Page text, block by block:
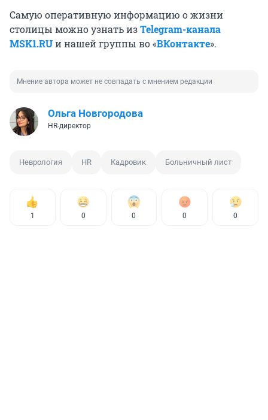
Самую оперативную информацию о жизни
столицы можно узнать изTelegram-канала
MSK1.RUи нашей группы во «ВКонтакте».
Мнение автора может не совпадать с мнением редакции
Ольга Новгородова
HR-директор
Неврология HR Кадровик Больничный лист
1 0 0 0 0